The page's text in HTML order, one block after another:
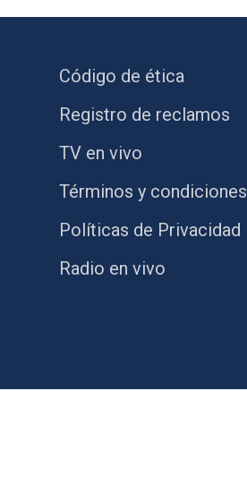
Código de ética
Registro de reclamos
TV en vivo
Términos y condiciones
Políticas de Privacidad
Radio en vivo